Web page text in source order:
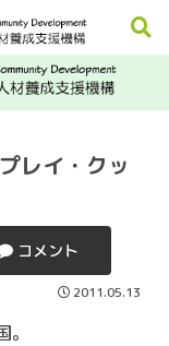
レイ・クッ
コメント
2011.05.13